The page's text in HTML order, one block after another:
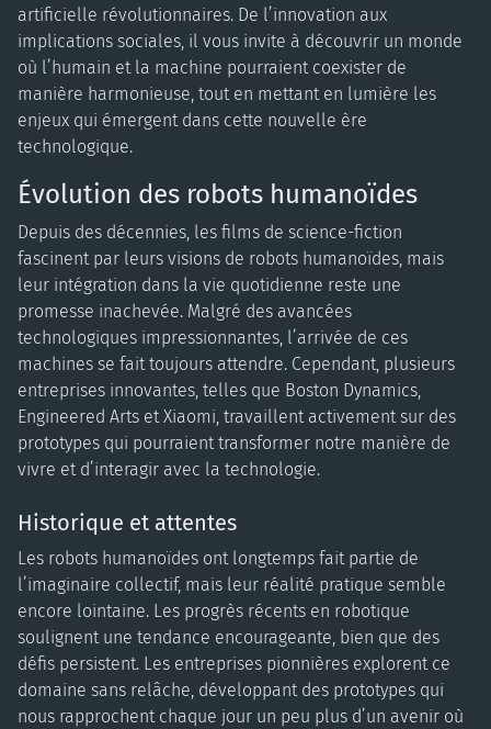
artificielle révolutionnaires. De l’innovation aux
implications sociales, il vous invite à découvrir un monde
où l’humain et la machine pourraient coexister de
manière harmonieuse, tout en mettant en lumière les
enjeux qui émergent dans cette nouvelle ère
technologique.
Évolution des robots humanoïdes
Depuis des décennies, les films de science-fiction
fascinent par leurs visions de robots humanoïdes, mais
leur intégration dans la vie quotidienne reste une
promesse inachevée. Malgré des avancées
technologiques impressionnantes, l’arrivée de ces
machines se fait toujours attendre. Cependant, plusieurs
entreprises innovantes, telles que Boston Dynamics,
Engineered Arts et Xiaomi, travaillent activement sur des
prototypes qui pourraient transformer notre manière de
vivre et d’interagir avec la technologie.
Historique et attentes
Les robots humanoïdes ont longtemps fait partie de
l’imaginaire collectif, mais leur réalité pratique semble
encore lointaine. Les progrès récents en robotique
soulignent une tendance encourageante, bien que des
défis persistent. Les entreprises pionnières explorent ce
domaine sans relâche, développant des prototypes qui
nous rapprochent chaque jour un peu plus d’un avenir où